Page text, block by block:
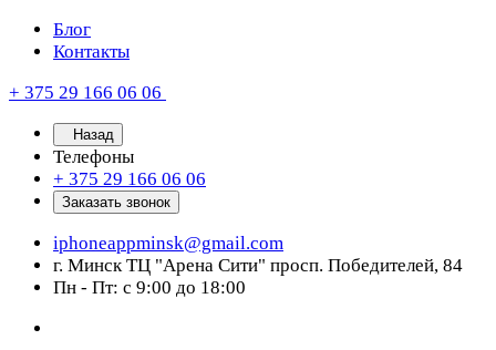
Блог
Контакты
+ 375 29 166 06 06
Назад
Телефоны
+ 375 29 166 06 06
Заказать звонок
iphoneappminsk@gmail.com
г. Минск ТЦ "Арена Сити" просп. Победителей, 84
Пн - Пт: с 9:00 до 18:00